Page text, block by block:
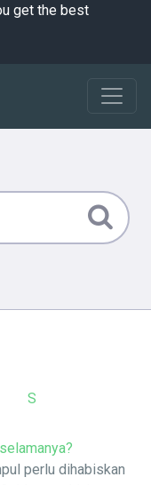
get the best
S
perlu dihabiskan